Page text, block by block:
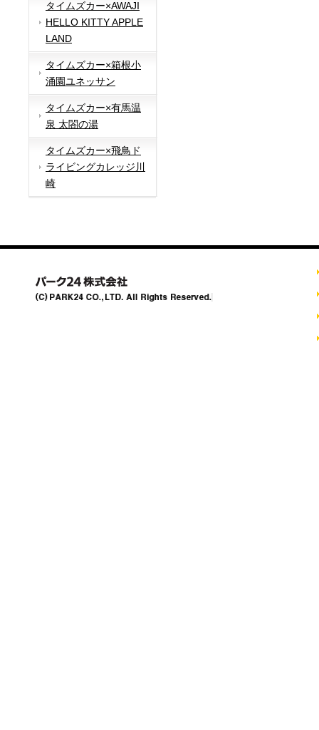
タイムズカー×AWAJI
HELLO KITTY APPLE
LAND
タイムズカー×箱根小
涌園ユネッサン
タイムズカー×有馬温
泉 太閤の湯
タイムズカー×飛鳥ド
ライビングカレッジ川
崎